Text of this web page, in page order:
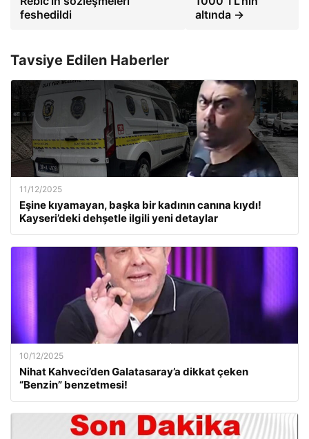
feshedildi
altında →
Tavsiye Edilen Haberler
11/12/2025
Eşine kıyamayan, başka bir kadının canına kıydı!
Kayseri’deki dehşetle ilgili yeni detaylar
10/12/2025
Nihat Kahveci’den Galatasaray’a dikkat çeken
“Benzin” benzetmesi!